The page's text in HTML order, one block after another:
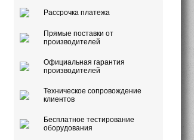
Рассрочка платежа
Прямые поставки от
производителей
Официальная гарантия
производителей
Техническое сопровождение
клиентов
Бесплатное тестирование
оборудования